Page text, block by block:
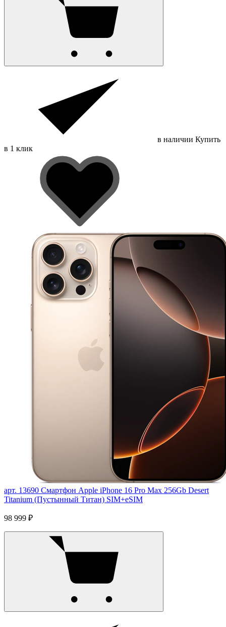
в наличии Купить
в 1 клик
арт. 13690 Смартфон Apple iPhone 16 Pro Max 256Gb Desert
Titanium (Пустынный Титан) SIM+eSIM
98 999 ₽